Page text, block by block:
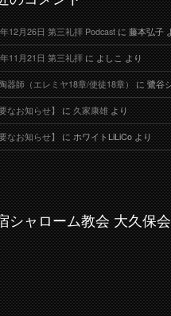
12月26日 第三礼拝 Podcastに藤本弘子
11月21日 第三礼拝によしこより
器師（エレミヤ18章/使徒18章）に鷺谷
なお知らせ】に久家康雄より
なお知らせ】にホワイトLiLiCoより
シャローム教会 大久保